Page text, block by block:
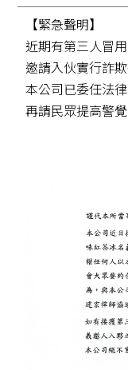
【緊急聲明】
近期有第三人冒
邀請入伙實行詐
本公司已委任法
再請民眾提高警